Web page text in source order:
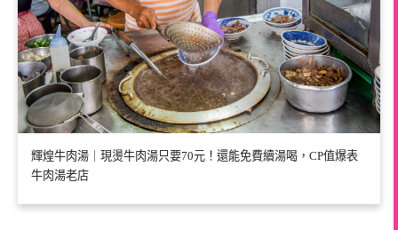
輝煌牛肉湯｜現燙牛肉湯只要70元！還能免費續湯喝，CP值爆表
牛肉湯老店